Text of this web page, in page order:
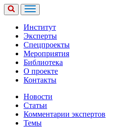
Институт
Эксперты
Спецпроекты
Мероприятия
Библиотека
О проекте
Контакты
Новости
Статьи
Комментарии экспертов
Темы